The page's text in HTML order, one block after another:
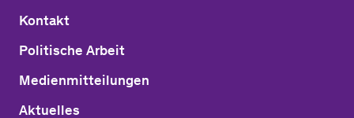
Kontakt
Politische Arbeit
Medienmitteilungen
Aktuelles